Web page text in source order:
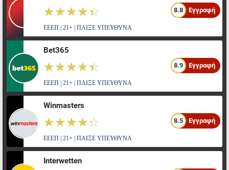
☆☆☆☆☆
★★★★★ 8.8 Εγγραφή
ΕΕΕΠ | 21+ | ΠΑΙΞΕ ΥΠΕΥΘΥΝΑ
Bet365
☆☆☆☆☆
★★★★★ 8.9 Εγγραφή
ΕΕΕΠ | 21+ | ΠΑΙΞΕ ΥΠΕΥΘΥΝΑ
Winmasters
☆☆☆☆☆
★★★★★ 8.5 Εγγραφή
ΕΕΕΠ | 21+ | ΠΑΙΞΕ ΥΠΕΥΘΥΝΑ
Interwetten